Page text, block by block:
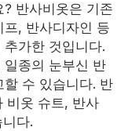
반사비옷은 기존
, 반사디자인 등
가한 것입니다.
일종의 눈부신 반
수 있습니다. 반
비옷 슈트, 반사
다.